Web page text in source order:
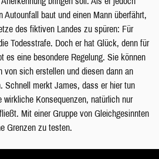
Autounfall baut und einen Mann überfährt,
des fiktiven Landes zu spüren: Für
Todesstrafe. Doch er hat Glück, denn für
es eine besondere Regelung. Sie können
von sich erstellen und diesen dann an
Schnell merkt James, dass er hier tun
wirkliche Konsequenzen, natürlich nur
Mit einer Gruppe von Gleichgesinnten
Grenzen zu testen.